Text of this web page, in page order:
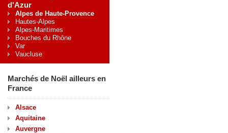
d'Azur
Alpes de Haute-Provence
Hautes-Alpes
Alpes-Maritimes
Bouches du Rhône
Var
Vaucluse
Marchés de Noël ailleurs en
France
Alsace
Aquitaine
Auvergne